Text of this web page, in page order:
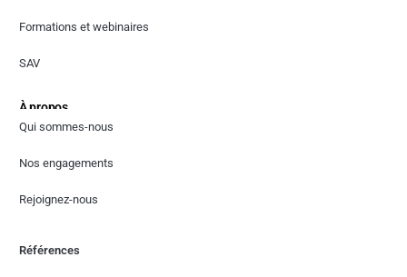
Formations et webinaires
SAV
À propos
Qui sommes-nous
Nos engagements
Rejoignez-nous
Références